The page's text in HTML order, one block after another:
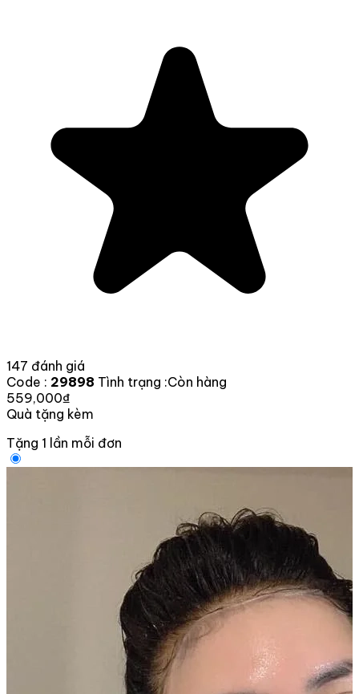
147 đánh giá
Code : 29898 Tình trạng :Còn hàng
559,000₫
Quà tặng kèm
Tặng 1 lần mỗi đơn